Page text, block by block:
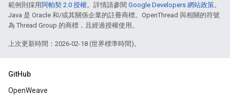
範例則採用 阿帕契 2.0 授權。詳情請參閱 Google Developers 網站政策。
Java 是 Oracle 和/或其關係企業的註冊商標。OpenThread 與相關的符號
為 Thread Group 的商標，且經過授權使用。
上次更新時間：2026-02-18 (世界標準時間)。
GitHub
OpenWeave